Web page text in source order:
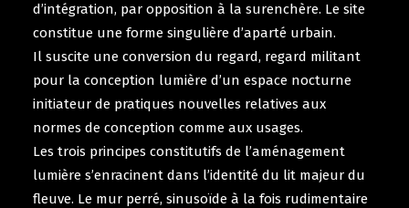
d’intégration, par opposition à la surenchère. Le site
constitue une forme singulière d’aparté urbain.
Il suscite une conversion du regard, regard militant
pour la conception lumière d’un espace nocturne
initiateur de pratiques nouvelles relatives aux
normes de conception comme aux usages.
Les trois principes constitutifs de l’aménagement
lumière s’enracinent dans l’identité du lit majeur du
fleuve. Le mur perré, sinusoïde à la fois rudimentaire